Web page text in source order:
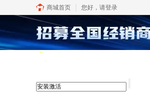
商城首页 您好， 请登录